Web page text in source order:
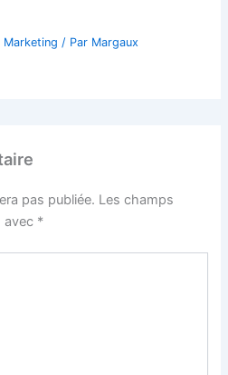
Marketing / Par Margaux
pas publiée. Les champs
avec *